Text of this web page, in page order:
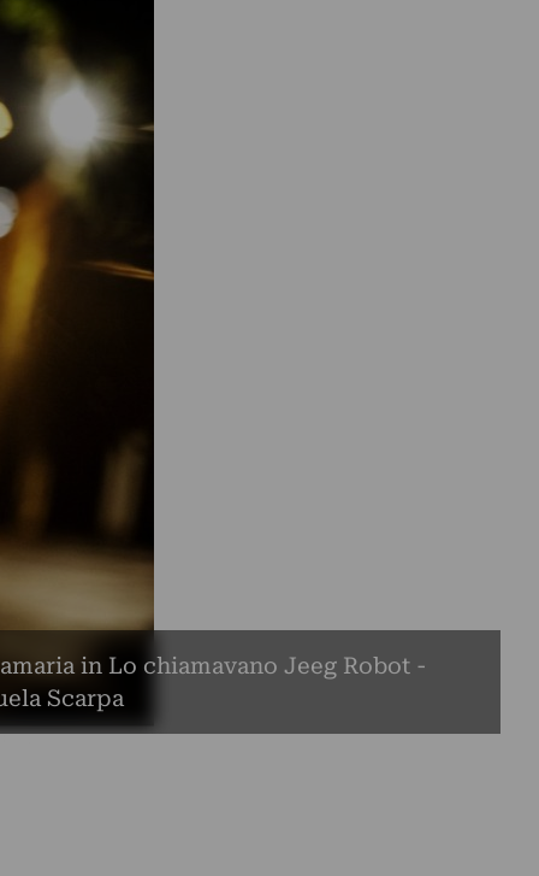
in Lo chiamavano Jeeg Robot -
Scarpa